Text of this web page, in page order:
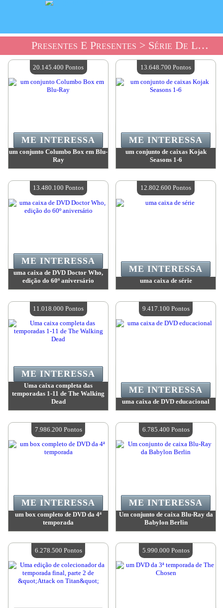
Presentes E Presentes > Série De Loja De Presentes
um conjunto Columbo Box em Blu-
Ray
Quantidade disponível:4
ME INTERESSA
20.145.400 Pontos
um conjunto de caixas Kojak
Seasons 1-6
Quantidade disponível:4
ME INTERESSA
13.648.700 Pontos
uma caixa de DVD Doctor Who,
edição do 60º aniversário
Quantidade disponível:4
ME INTERESSA
13.480.100 Pontos
uma caixa de série
Quantidade disponível:4
ME INTERESSA
12.802.600 Pontos
Uma caixa completa das
temporadas 1-11 de The Walking
Dead
Quantidade disponível:4
ME INTERESSA
11.018.000 Pontos
uma caixa de DVD educacional
Quantidade disponível:4
ME INTERESSA
9.417.100 Pontos
um box completo de DVD da 4ª
temporada
Quantidade disponível:4
ME INTERESSA
7.986.200 Pontos
Um conjunto de caixa Blu-Ray da
Babylon Berlin
Quantidade disponível:4
ME INTERESSA
6.785.400 Pontos
6.278.500 Pontos 5.990.000 Pontos